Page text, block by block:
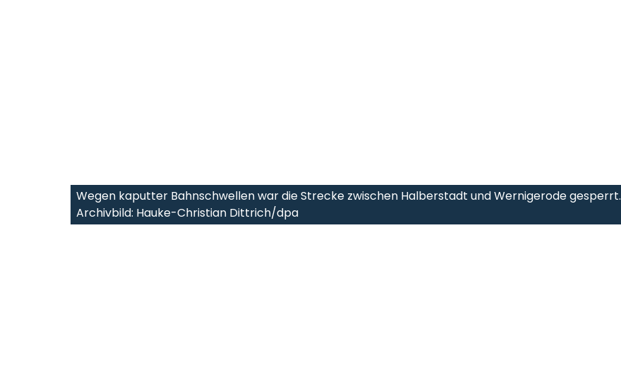
Wegen kaputter Bahnschwellen war die Strecke zwischen Halberstadt und Wernigerode gesperrt.
Archivbild: Hauke-Christian Dittrich/dpa